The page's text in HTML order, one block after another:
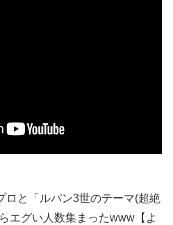
ロと「ルパン3世のテーマ(超絶
エグい人数集まったwww【よ